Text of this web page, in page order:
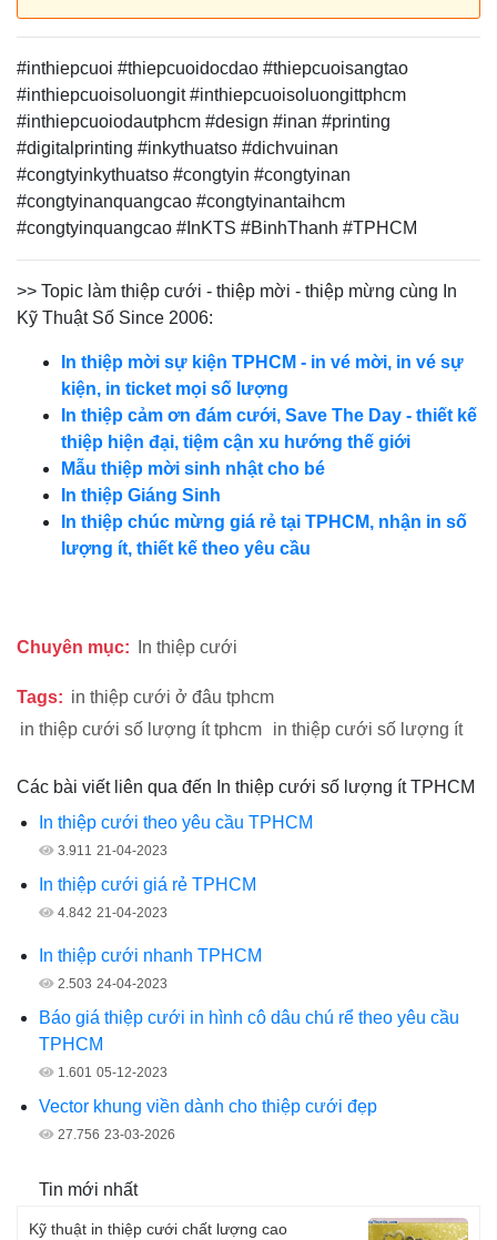
#inthiepcuoi #thiepcuoidocdao #thiepcuoisangtao
#inthiepcuoisoluongit #inthiepcuoisoluongittphcm
#inthiepcuoiodautphcm #design #inan #printing
#digitalprinting #inkythuatso #dichvuinan
#congtyinkythuatso #congtyin #congtyinan
#congtyinanquangcao #congtyinantaihcm
#congtyinquangcao #InKTS #BinhThanh #TPHCM
>> Topic làm thiệp cưới - thiệp mời - thiệp mừng cùng In
Kỹ Thuật Số Since 2006:
In thiệp mời sự kiện TPHCM - in vé mời, in vé sự
kiện, in ticket mọi số lượng
In thiệp cảm ơn đám cưới, Save The Day - thiết kế
thiệp hiện đại, tiệm cận xu hướng thế giới
Mẫu thiệp mời sinh nhật cho bé
In thiệp Giáng Sinh
In thiệp chúc mừng giá rẻ tại TPHCM, nhận in số
lượng ít, thiết kế theo yêu cầu
Chuyên mục: In thiệp cưới
Tags: in thiệp cưới ở đâu tphcm
in thiệp cưới số lượng ít tphcm
in thiệp cưới số lượng ít
Các bài viết liên qua đến In thiệp cưới số lượng ít TPHCM
In thiệp cưới theo yêu cầu TPHCM
3.911 21-04-2023
In thiệp cưới giá rẻ TPHCM
4.842 21-04-2023
In thiệp cưới nhanh TPHCM
2.503 24-04-2023
Báo giá thiệp cưới in hình cô dâu chú rể theo yêu cầu
TPHCM
1.601 05-12-2023
Vector khung viền dành cho thiệp cưới đẹp
27.756 23-03-2026
Tin mới nhất
Kỹ thuật in thiệp cưới chất lượng cao